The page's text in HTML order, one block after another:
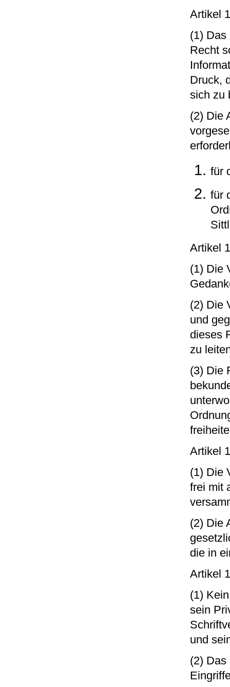
Artikel
(1) Das
Recht
Druck,
sich zu
(2) Die
für
für
Artikel
(1) Die
(2) Die
und
dieses
zu
(3) Die
Artikel
(1) Die
frei mit
(2) Die
die in
Artikel
(1)
sein
und
(2) Das